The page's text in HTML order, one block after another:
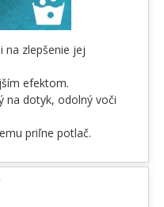
na zlepšenie jej
efektom.
na dotyk, odolný voči
priľne potlač.